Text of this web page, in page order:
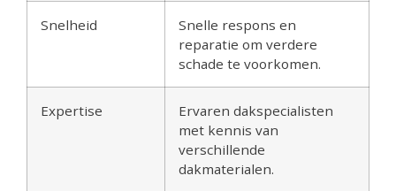
Snelheid
Snelle respons en
reparatie om verdere
schade te voorkomen.
Expertise
Ervaren dakspecialisten
met kennis van
verschillende
dakmaterialen.